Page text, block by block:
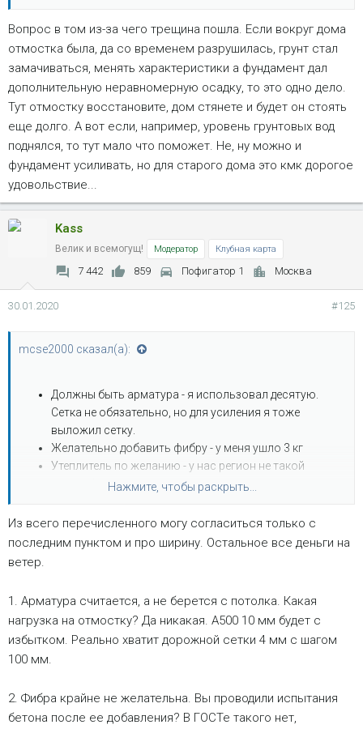
Вопрос в том из-за чего трещина пошла. Если вокруг дома
отмостка была, да со временем разрушилась, грунт стал
замачиваться, менять характеристики а фундамент дал
дополнительную неравномерную осадку, то это одно дело.
Тут отмостку восстановите, дом стянете и будет он стоять
еще долго. А вот если, например, уровень грунтовых вод
поднялся, то тут мало что поможет. Не, ну можно и
фундамент усиливать, но для старого дома это кмк дорогое
удовольствие...
Kass
Велик и всемогущ! Модератор Клубная карта
7 442 859 Пофигатор 1 Москва
30.01.2020 #125
mcse2000 сказал(а):
Должны быть арматура - я использовал десятую.
Сетка не обязательно, но для усиления я тоже
выложил сетку.
Желательно добавить фибру - у меня ушло 3 кг
Утеплитель по желанию - у нас регион не такой
суровый и сама лента с цоколем утеплена у меня.
для этого я привязался к нему арматурой.
Бетон не ниже М-200, мы делали в ручную М-300
Уклон 1% от ширины - т.е. 1 см.
Заливать в теплое время +5 градусов.
Поливать, накрывать и т.д.
Нажмите, чтобы раскрыть...
Из всего перечисленного могу согласиться только с
последним пунктом и про ширину. Остальное все деньги на
ветер.
1. Арматура считается, а не берется с потолка. Какая
нагрузка на отмостку? Да никакая. А500 10 мм будет с
избытком. Реально хватит дорожной сетки 4 мм с шагом
100 мм.
2. Фибра крайне не желательна. Вы проводили испытания
бетона после ее добавления? В ГОСТе такого нет,